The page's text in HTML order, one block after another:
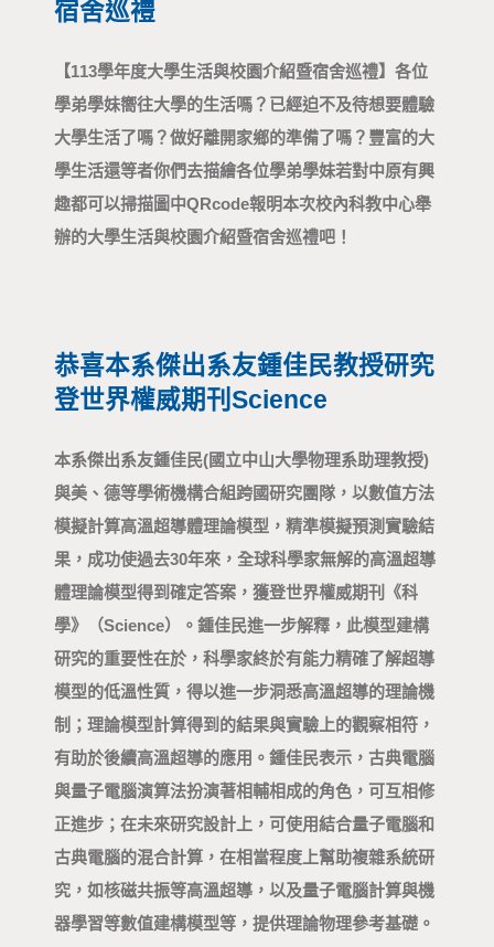
宿舍巡禮
【113學年度大學生活與校園介紹暨宿舍巡禮】 各位
學弟學妹嚮往大學的生活嗎？ 已經迫不及待想要體驗
大學生活了嗎？ 做好離開家鄉的準備了嗎？ 豐富的大
學生活還等者你們去描繪 各位學弟學妹若對中原有興
趣都可以掃描圖中QRcode報明本次校內科教中心舉
辦的大學生活與校園介紹暨宿舍巡禮吧！
恭喜本系傑出系友鍾佳民教授研究
登世界權威期刊 Science
本系傑出系友 鍾佳民 (國立中山大學物理系助理教授)
與美、德等學術機構合組跨國研究團隊，以數值方法
模擬計算高溫超導體理論模型，精準模擬預測實驗結
果，成功使過去30年來，全球科學家無解的高溫超導
體理論模型得到確定答案，獲登世界權威期刊《科
學》（Science）。鍾佳民進一步解釋，此模型建構
研究的重要性在於，科學家終於有能力精確了解超導
模型的低溫性質，得以進一步洞悉高溫超導的理論機
制；理論模型計算得到的結果與實驗上的觀察相符，
有助於後續高溫超導的應用。鍾佳民表示，古典電腦
與量子電腦演算法扮演著相輔相成的角色，可互相修
正進步；在未來研究設計上，可使用結合量子電腦和
古典電腦的混合計算，在相當程度上幫助複雜系統研
究，如核磁共振等高溫超導，以及量子電腦計算與機
器學習等數值建構模型等，提供理論物理參考基礎。